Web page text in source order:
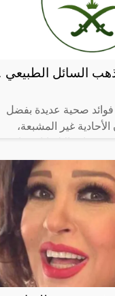
السائل
فوائد صحية عديدة بفضل
غير المشبعة،
فوائد زيت الزيتون.